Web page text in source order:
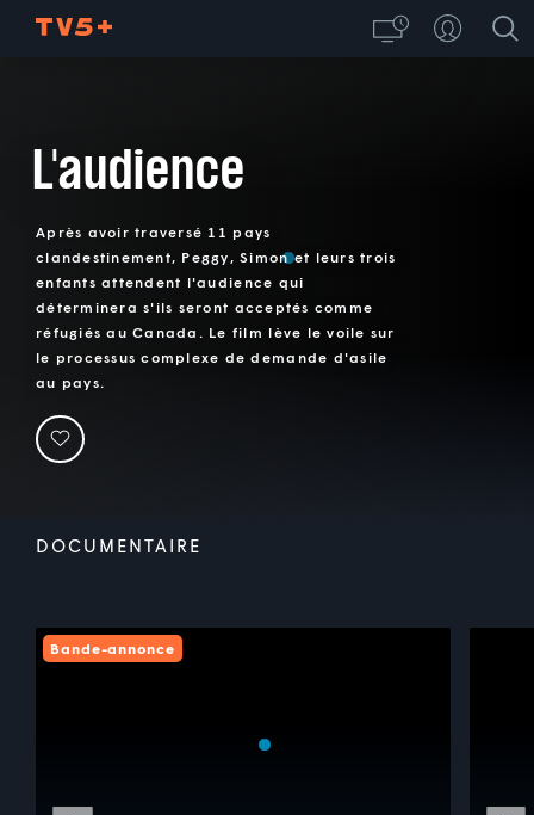
L'audience
Après avoir traversé 11 pays
clandestinement, Peggy, Simon et leurs trois
enfants attendent l'audience qui
déterminera s'ils seront acceptés comme
réfugiés au Canada. Le film lève le voile sur
le processus complexe de demande d'asile
au pays.
DOCUMENTAIRE
Bande-annonce